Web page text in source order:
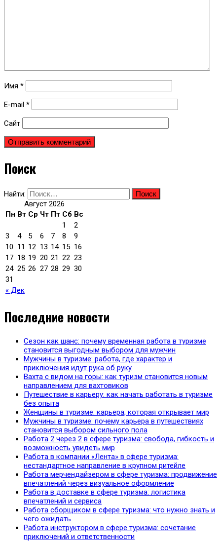
Имя *
E-mail *
Сайт
Поиск
Найти:
Август 2026
Пн Вт Ср Чт Пт Сб Вс
« Дек
1
2
3
4 5 6 7 8
9
10 11 12 13 14 15 16
17 18 19 20 21 22 23
24 25 26 27 28 29 30
31
Последние новости
Сезон как шанс: почему временная работа в туризме
становится выгодным выбором для мужчин
Мужчины в туризме: работа, где характер и
приключения идут рука об руку
Вахта с видом на горы: как туризм становится новым
направлением для вахтовиков
Путешествие в карьеру: как начать работать в туризме
без опыта
Женщины в туризме: карьера, которая открывает мир
Мужчины в туризме: почему карьера в путешествиях
становится выбором сильного пола
Работа 2 через 2 в сфере туризма: свобода, гибкость и
возможность увидеть мир
Работа в компании «Лента» в сфере туризма:
нестандартное направление в крупном ритейле
Работа мерчендайзером в сфере туризма: продвижение
впечатлений через визуальное оформление
Работа в доставке в сфере туризма: логистика
впечатлений и сервиса
Работа сборщиком в сфере туризма: что нужно знать и
чего ожидать
Работа инструктором в сфере туризма: сочетание
приключений и ответственности